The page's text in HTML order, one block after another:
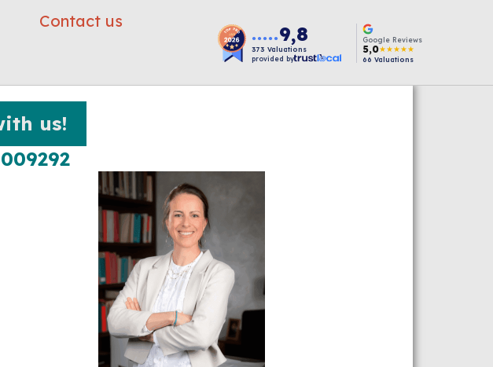
Contact us
●●●●● 9,8
373 Valuations
provided by
Google Reviews
5,0★★★★★
66 Valuations
us!